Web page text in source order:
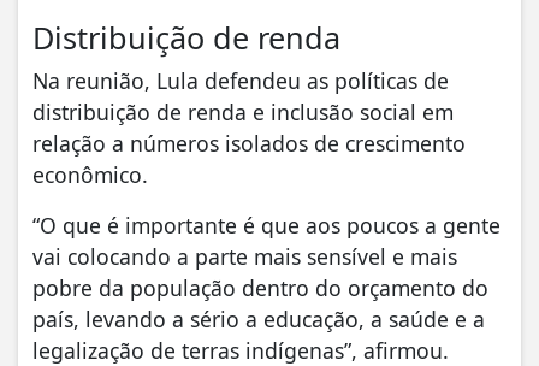
Distribuição de renda
Na reunião, Lula defendeu as políticas de
distribuição de renda e inclusão social em
relação a números isolados de crescimento
econômico.
“O que é importante é que aos poucos a gente
vai colocando a parte mais sensível e mais
pobre da população dentro do orçamento do
país, levando a sério a educação, a saúde e a
legalização de terras indígenas”, afirmou.